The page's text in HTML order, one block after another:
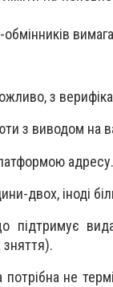
з
з виводом на
адресу.
двох, іноді
зняття).
потрібна не